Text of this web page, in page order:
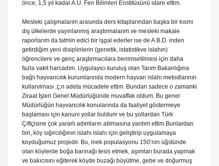
önce, 1,5 yıl kadar A.Ü. Fen Bilimleri Enstitüsünü idare ettim.
Mesleki çalışmalarım arasında ders kitaplarından başka bir kısmı
dış ülkelerde yayınlanmış araştırmalarım ve mesleki makale
raporlarım da tatmin edici bir işgal ederler ise de A.B.D. inden
getirdiğim yeni disiplinlerin (genetik, istatistikve islahın)
öğrencilere ve genç araştırmacılara benimsetilmesi için daha
fazla vakit harcadım. Uygulayıcı kuruluş olan Tarım Bakanlığına
bağlı hayvancılık kurumlarında modern hayvan islahı metodlarının
kullanılması ,ç,n adeta mücadele ettim. Bundan sadece o zamanki
Ziraat İşleri Genel Müdürlüğünde muvaffak oldum. Bu genel
Müdürlüğün hayvancılık konularında da faaliyet göstermeye
başlaması için kanuni yollar buldum ve bu yollardan Türk
Çiftçisine çok yararlı adımların atılmasına yardım ettim.Bunlardan
biri, köy sığırcılığının islahı islahı için geliştirip uygulamaya
koyduğumuz projedir. Bu, inek populasyonu 150’nin üğstünde
olan köylerde boğa barınağı tesis etmek, aşımları burada yapmak
ve bakıcısını eğiterek köyde buzağı büyütme, gebe ve doğurmuş